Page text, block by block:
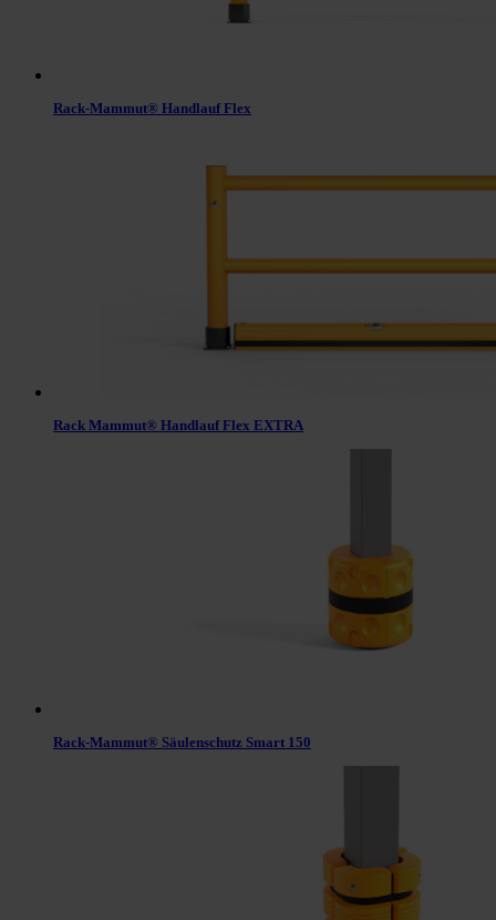
Rack-Mammut® Handlauf Flex
Rack Mammut® Handlauf Flex EXTRA
Rack-Mammut® Säulenschutz Smart 150